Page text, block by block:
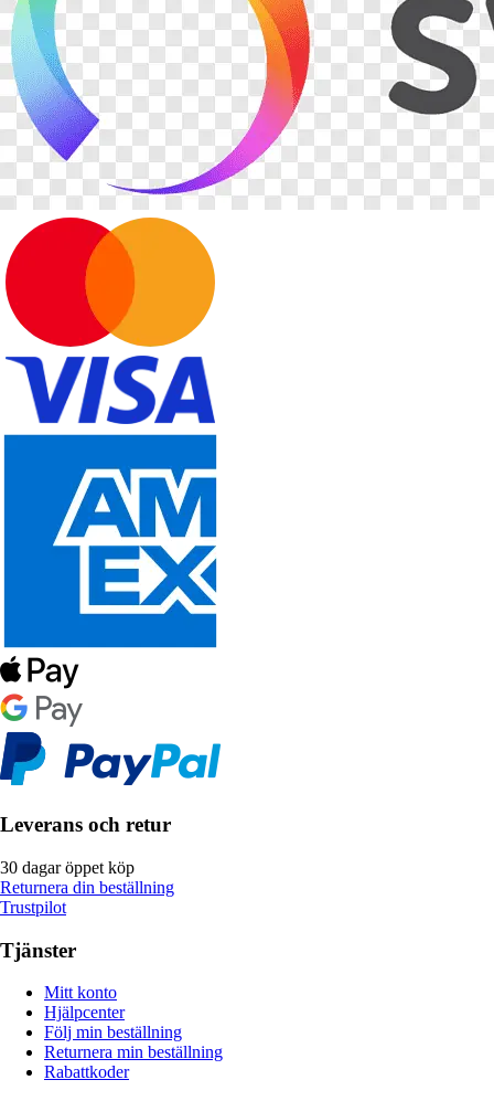
Leverans och retur
30 dagar öppet köp
Returnera din beställning
Trustpilot
Tjänster
Mitt konto
Hjälpcenter
Följ min beställning
Returnera min beställning
Rabattkoder